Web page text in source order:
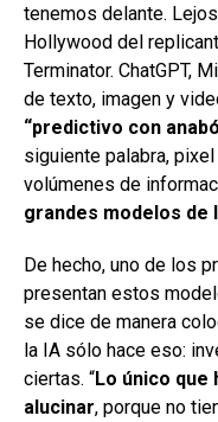
tenemos delante.
Hollywood del
Terminator. ChatGPT,
de texto, imagen y
“predictivo con
siguiente palabra,
volúmenes de
grandes modelos de
De hecho, uno de los
presentan estos
se dice de manera
la IA sólo hace eso:
ciertas. “Lo único que
alucinar, porque no